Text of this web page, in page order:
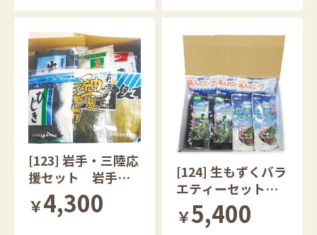
[123] 岩手・三陸応
援セット 岩手県
￥4,300
[124] 生もずくバラ
エティーセット
沖縄県産
￥5,400